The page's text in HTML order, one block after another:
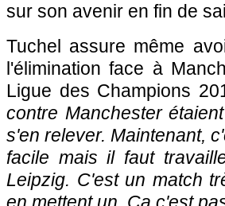
sur son avenir en fin de
Tuchel assure même
l'élimination face à
Ligue des Champions
contre Manchester
s'en relever. Maintenant,
facile mais il faut
Leipzig. C'est un match